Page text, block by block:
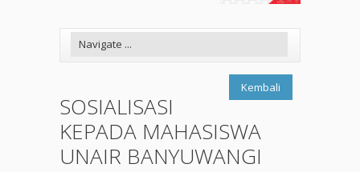
Kembali
SOSIALISASI
KEPADA MAHASISWA
UNAIR BANYUWANGI